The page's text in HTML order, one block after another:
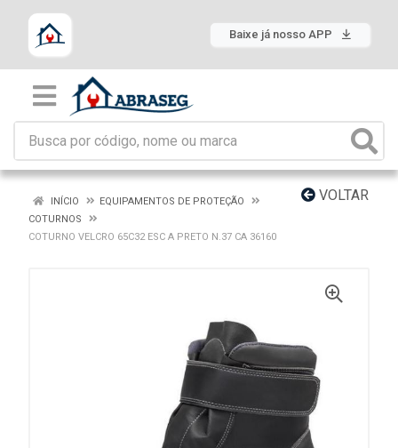
Baixe já nosso APP
VOLTAR
INÍCIO
EQUIPAMENTOS DE PROTEÇÃO
COTURNOS
COTURNO VELCRO 65C32 ESC A PRETO N.37 CA 36160